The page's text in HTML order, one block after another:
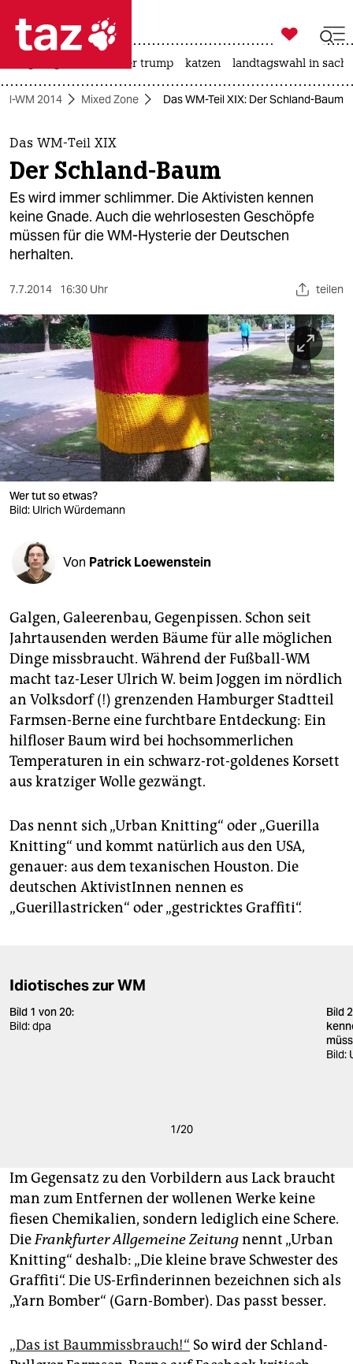
 taz zahl ich
taz zahl ich
themen
politik
öko
gesellschaft
kultur
sport
berlin
wahrheit
verlag
verlag
shop
fragen & hilfe
unterstützen
abo
genossenschaft
epaper login

taz zahl ich
usa unter trump katzen landtagswahl in
WM 2014 Mixed Zone Das WM-Teil XIX: Der Schland-Baum
Das WM-Teil XIX
Der Schland-Baum
Es wird immer schlimmer. Die Aktivisten kennen
keine Gnade. Auch die wehrlosesten Geschöpfe
müssen für die WM-Hysterie der Deutschen
herhalten.
7.7.2014 16:30 Uhr teilen
Wer tut so etwas?
Bild: Ulrich Würdemann
Von Patrick Loewenstein
Galgen, Galeerenbau, Gegenpissen. Schon seit
Jahrtausenden werden Bäume für alle möglichen
Dinge missbraucht. Während der Fußball-WM
macht taz-Leser Ulrich W. beim Joggen im nördlich
an Volksdorf (!) grenzenden Hamburger Stadtteil
Farmsen-Berne eine furchtbare Entdeckung: Ein
hilfloser Baum wird bei hochsommerlichen
Temperaturen in ein schwarz-rot-goldenes Korsett
aus kratziger Wolle gezwängt.
Das nennt sich „Urban Knitting“ oder „Guerilla
Knitting“ und kommt natürlich aus den USA,
genauer: aus dem texanischen Houston. Die
deutschen AktivistInnen nennen es
„Guerillastricken“ oder „gestricktes Graffiti“.
Idiotisches zur WM
Bild 1 von 20:
Bild: dpa
Bild
Bild:
1/20
Im Gegensatz zu den Vorbildern aus Lack braucht
man zum Entfernen der wollenen Werke keine
fiesen Chemikalien, sondern lediglich eine Schere.
DieFrankfurter Allgemeine Zeitungnennt „Urban
Knitting“ deshalb: „Die kleine brave Schwester des
Graffiti“. Die US-Erfinderinnen bezeichnen sich als
„Yarn Bomber“ (Garn-Bomber). Das passt besser.
„Das ist Baummissbrauch!“ So wird der Schland-